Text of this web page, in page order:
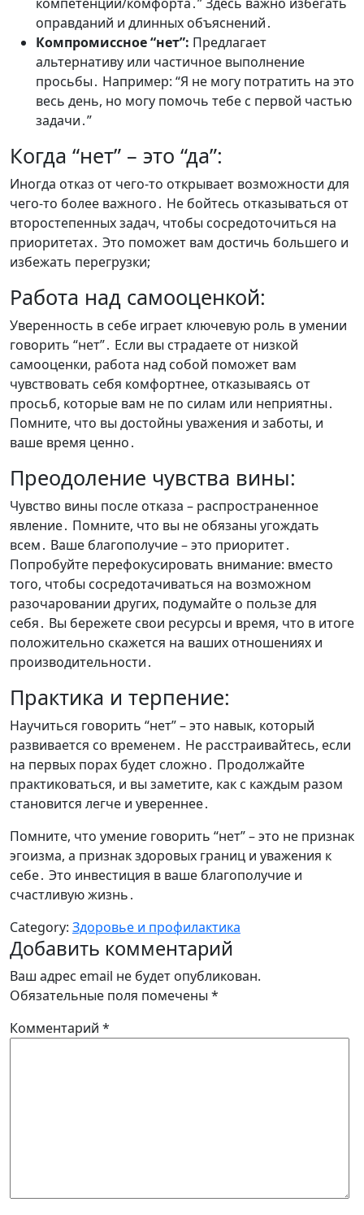
оправданий и длинных объяснений․
Компромиссное “нет”: Предлагает
альтернативу или частичное выполнение
просьбы․ Например: “Я не могу потратить на это
весь день, но могу помочь тебе с первой частью
задачи․”
Когда “нет” – это “да”:
Иногда отказ от чего-то открывает возможности для
чего-то более важного․ Не бойтесь отказываться от
второстепенных задач, чтобы сосредоточиться на
приоритетах․ Это поможет вам достичь большего и
избежать перегрузки;
Работа над самооценкой:
Уверенность в себе играет ключевую роль в умении
говорить “нет”․ Если вы страдаете от низкой
самооценки, работа над собой поможет вам
чувствовать себя комфортнее, отказываясь от
просьб, которые вам не по силам или неприятны․
Помните, что вы достойны уважения и заботы, и
ваше время ценно․
Преодоление чувства вины:
Чувство вины после отказа – распространенное
явление․ Помните, что вы не обязаны угождать
всем․ Ваше благополучие – это приоритет․
Попробуйте перефокусировать внимание: вместо
того, чтобы сосредотачиваться на возможном
разочаровании других, подумайте о пользе для
себя․ Вы бережете свои ресурсы и время, что в итоге
положительно скажется на ваших отношениях и
производительности․
Практика и терпение:
Научиться говорить “нет” – это навык, который
развивается со временем․ Не расстраивайтесь, если
на первых порах будет сложно․ Продолжайте
практиковаться, и вы заметите, как с каждым разом
становится легче и увереннее․
Помните, что умение говорить “нет” – это не признак
эгоизма, а признак здоровых границ и уважения к
себе․ Это инвестиция в ваше благополучие и
счастливую жизнь․
Category: Здоровье и профилактика
Добавить комментарий
Ваш адрес email не будет опубликован.
Обязательные поля помечены *
Комментарий *